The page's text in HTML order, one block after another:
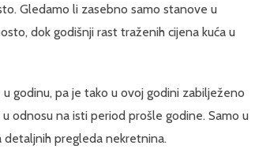
Gledamo li zasebno samo stanove u
dok godišnji rast traženih cijena kuća u
godinu, pa je tako u ovoj godini zabilježeno
odnosu na isti period prošle godine. Samo u
detaljnih pregleda nekretnina.